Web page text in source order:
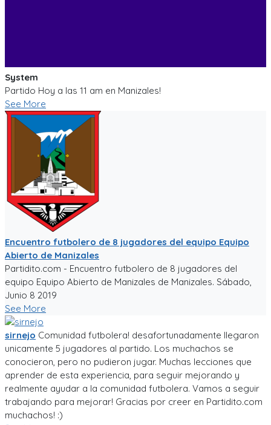
System
Partido Hoy a las 11 am en Manizales!
See More
Encuentro futbolero de 8 jugadores del equipo Equipo
Abierto de Manizales
Partidito.com - Encuentro futbolero de 8 jugadores del
equipo Equipo Abierto de Manizales de Manizales. Sábado,
Junio 8 2019
See More
sirnejo Comunidad futbolera! desafortunadamente llegaron
unicamente 5 jugadores al partido. Los muchachos se
conocieron, pero no pudieron jugar. Muchas lecciones que
aprender de esta experiencia, para seguir mejorando y
realmente ayudar a la comunidad futbolera. Vamos a seguir
trabajando para mejorar! Gracias por creer en Partidito.com
muchachos! :)